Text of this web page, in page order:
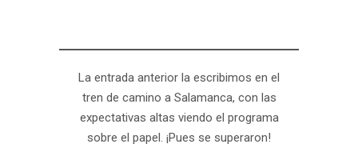
La entrada anterior la escribimos en el
tren de camino a Salamanca, con las
expectativas altas viendo el programa
sobre el papel. ¡Pues se superaron!